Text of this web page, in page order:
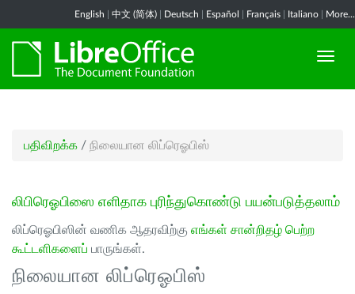
English 中文 (简体) Deutsch Español Français Italiano More...
பதிவிறக்க / நிலையான லிப்ரெஓபிஸ்
லிபிரெஓபிஸை எளிதாக புரிந்துகொண்டு பயன்படுத்தலாம்
லிப்ரெஓபிஸின் வணிக ஆதரவிற்கு எங்கள் சான்றிதழ் பெற்ற
கூட்டளிகளைப் பாருங்கள்.
நிலையான லிப்ரெஓபிஸ்